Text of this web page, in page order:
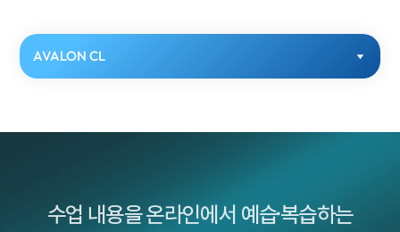
AVALON CL
수업 내용을 온라인에서 예습·복습하는